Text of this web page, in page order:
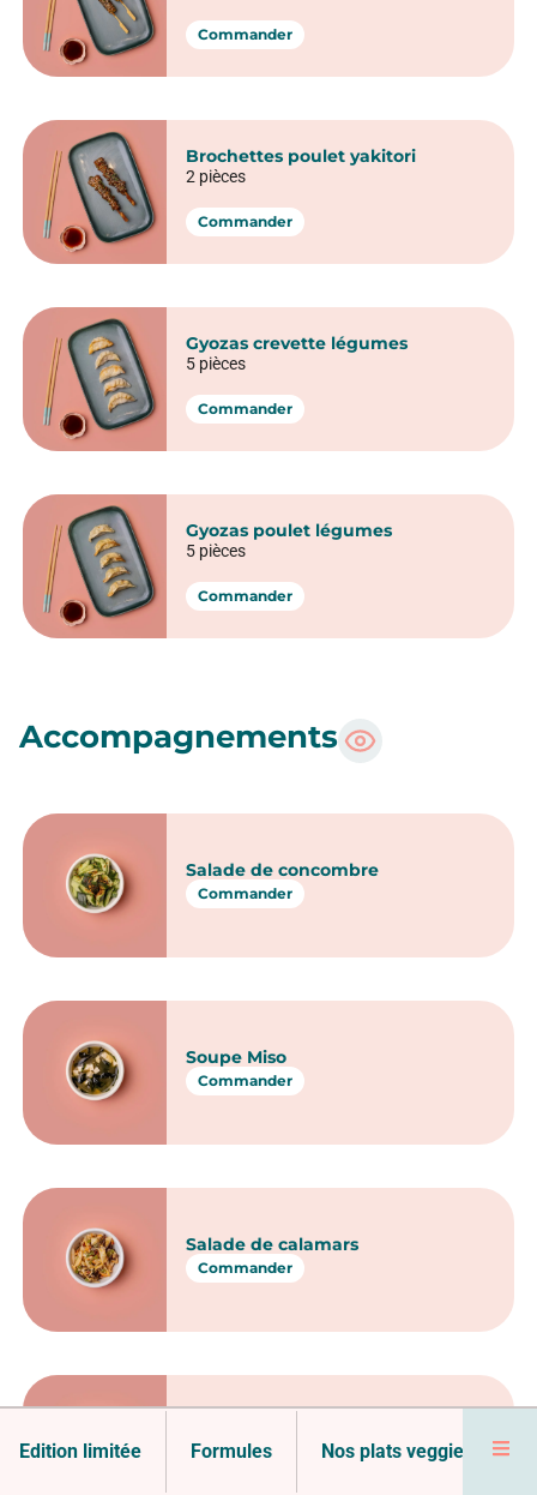
Edition limitée Formules Nos plats veggie
Commander
Brochettes poulet yakitori
2 pièces
Commander
Gyozas crevette légumes
5 pièces
Commander
Gyozas poulet légumes
5 pièces
Commander
Accompagnements
Salade de concombre
Commander
Soupe Miso
Commander
Salade de calamars
Commander
Commander